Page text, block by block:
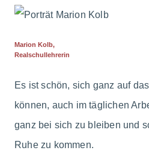
Marion Kolb,
Realschullehrerin
Es ist schön, sich ganz auf
können, auch im täglichen
ganz bei sich zu bleiben und
Ruhe zu kommen.